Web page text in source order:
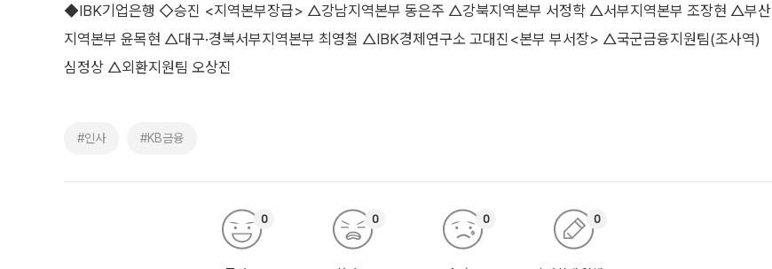
◆IBK기업은행 ◇승진 <지역본부장급> △강남지역본부 동은주 △강북지역본부 서정학 △서부지역본부 조장현 △부산
지역본부 윤목현 △대구·경북서부지역본부 최영철 △IBK경제연구소 고대진<본부 부서장> △국군금융지원팀(조사역)
심정상 △외환지원팀 오상진
#인사 #KB금융
0 0 0 0